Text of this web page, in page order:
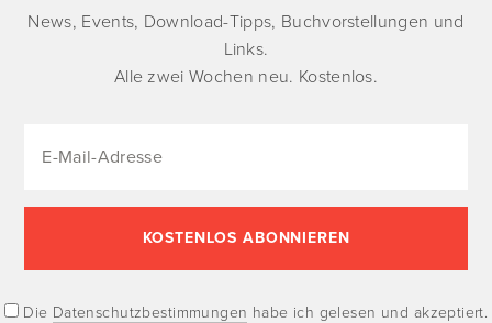
News, Events, Download-Tipps, Buchvorstellungen und
Links.
Alle zwei Wochen neu. Kostenlos.
Die Datenschutzbestimmungen habe ich gelesen und akzeptiert.